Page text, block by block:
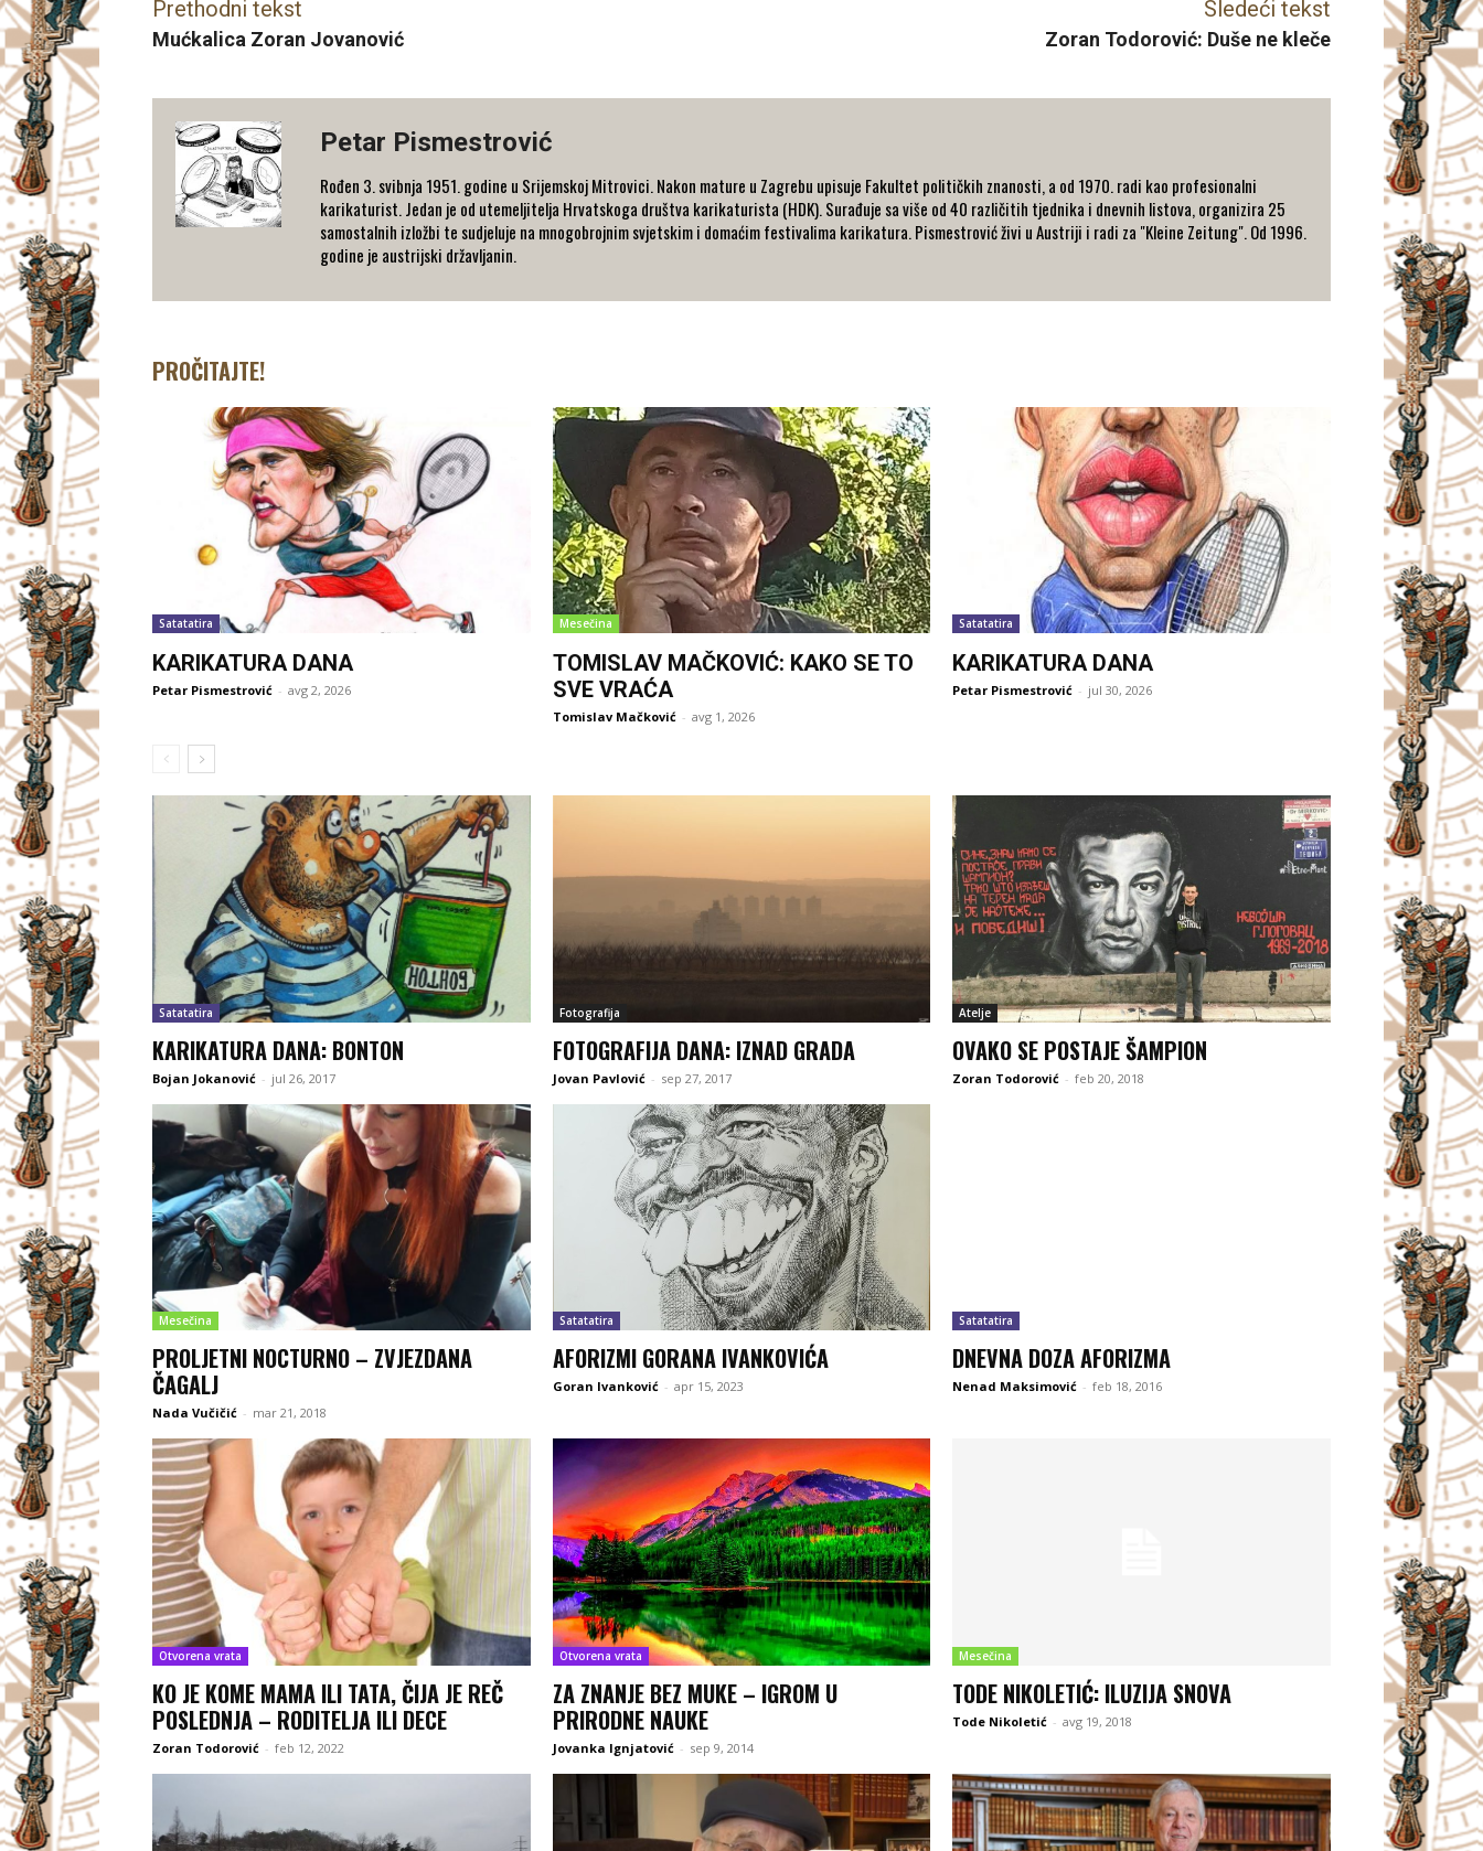
Prethodni tekst
Mućkalica Zoran Jovanović
Sledeći tekst
Zoran Todorović: Duše ne kleče
Petar Pismestrović
Rođen 3. svibnja 1951. godine u Srijemskoj Mitrovici. Nakon mature u Zagrebu upisuje Fakultet političkih znanosti, a od 1970. radi kao profesionalni
karikaturist. Jedan je od utemeljitelja Hrvatskoga društva karikaturista (HDK). Surađuje sa više od 40 različitih tjednika i dnevnih listova, organizira 25
samostalnih izložbi te sudjeluje na mnogobrojnim svjetskim i domaćim festivalima karikatura. Pismestrović živi u Austriji i radi za "Kleine Zeitung". Od 1996.
godine je austrijski državljanin.
PROČITAJTE!
Satatatira
KARIKATURA DANA
Petar Pismestrović - avg 2, 2026
Mesečina
TOMISLAV MAČKOVIĆ: KAKO SE TO
SVE VRAĆA
Tomislav Mačković - avg 1, 2026
Satatatira
KARIKATURA DANA
Petar Pismestrović - jul 30, 2026
Satatatira
KARIKATURA DANA: BONTON
Bojan Jokanović - jul 26, 2017
Fotografija
FOTOGRAFIJA DANA: IZNAD GRADA
Jovan Pavlović - sep 27, 2017
Atelje
OVAKO SE POSTAJE ŠAMPION
Zoran Todorović - feb 20, 2018
Mesečina
PROLJETNI NOCTURNO – ZVJEZDANA
ČAGALJ
Nada Vučičić - mar 21, 2018
Satatatira
AFORIZMI GORANA IVANKOVIĆA
Goran Ivanković - apr 15, 2023
Satatatira
DNEVNA DOZA AFORIZMA
Nenad Maksimović - feb 18, 2016
Otvorena vrata
KO JE KOME MAMA ILI TATA, ČIJA JE REČ
POSLEDNJA – RODITELJA ILI DECE
Zoran Todorović - feb 12, 2022
Otvorena vrata
ZA ZNANJE BEZ MUKE – IGROM U
PRIRODNE NAUKE
Jovanka Ignjatović - sep 9, 2014
Mesečina
TODE NIKOLETIĆ: ILUZIJA SNOVA
Tode Nikoletić - avg 19, 2018